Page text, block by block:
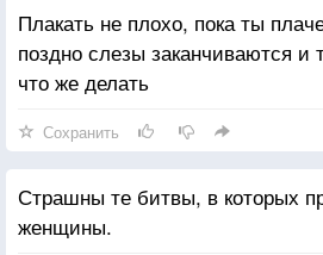
Плакать не плохо, пока ты
поздно слезы заканчиваются и
что же делать
Сохранить
Страшны те битвы, в которых
женщины.